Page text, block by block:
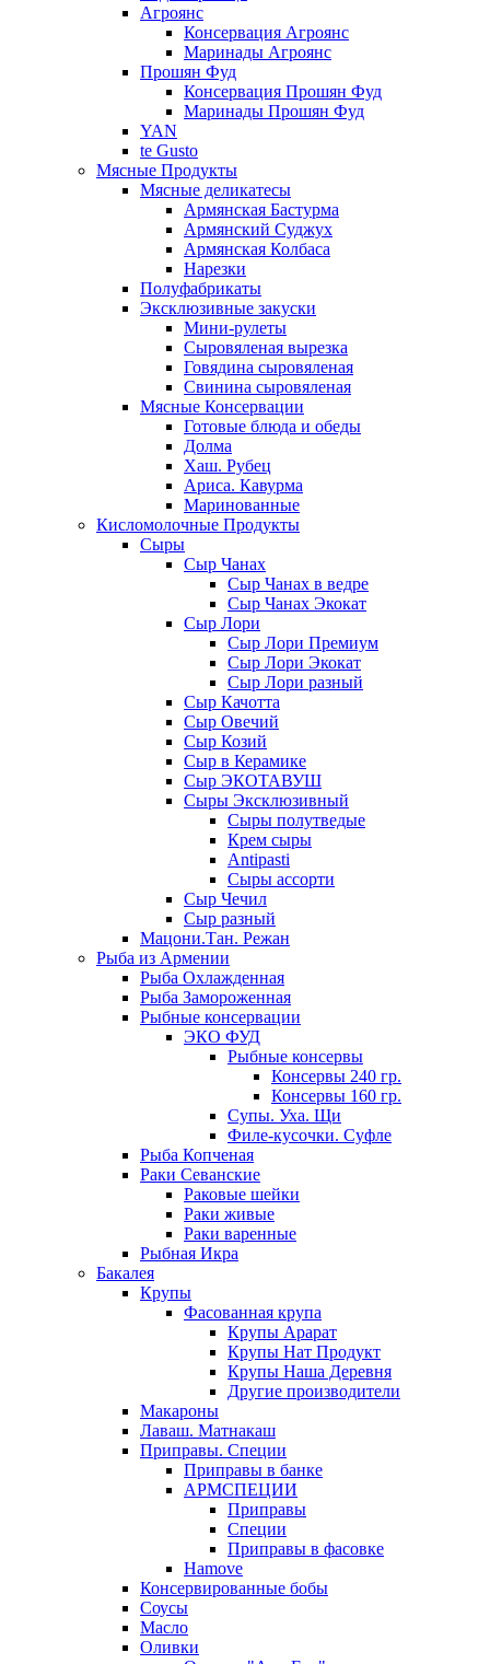
Агроянс
Консервация Агроянс
Маринады Агроянс
Прошян Фуд
Консервация Прошян Фуд
Маринады Прошян Фуд
YAN
te Gusto
Мясные Продукты
Мясные деликатесы
Армянская Бастурма
Армянский Суджух
Армянская Колбаса
Нарезки
Полуфабрикаты
Эксклюзивные закуски
Мини-рулеты
Сыровяленая вырезка
Говядина сыровяленая
Свинина сыровяленая
Мясные Консервации
Готовые блюда и обеды
Долма
Хаш. Рубец
Ариса. Кавурма
Маринованные
Кисломолочные Продукты
Сыры
Сыр Чанах
Сыр Чанах в ведре
Сыр Чанах Экокат
Сыр Лори
Сыр Лори Премиум
Сыр Лори Экокат
Сыр Лори разный
Сыр Качотта
Сыр Овечий
Сыр Козий
Сыр в Керамике
Сыр ЭКОТАВУШ
Сыры Эксклюзивный
Сыры полутведые
Крем сыры
Antipasti
Сыры ассорти
Сыр Чечил
Сыр разный
Мацони.Тан. Режан
Рыба из Армении
Рыба Охлажденная
Рыба Замороженная
Рыбные консервации
ЭКО ФУД
Рыбные консервы
Консервы 240 гр.
Консервы 160 гр.
Супы. Уха. Щи
Филе-кусочки. Суфле
Рыба Копченая
Раки Севанские
Раковые шейки
Раки живые
Раки варенные
Рыбная Икра
Бакалея
Крупы
Фасованная крупа
Крупы Арарат
Крупы Нат Продукт
Крупы Наша Деревня
Другие производители
Макароны
Лаваш. Матнакаш
Приправы. Специи
Приправы в банке
АРМСПЕЦИИ
Приправы
Специи
Приправы в фасовке
Hamove
Консервированные бобы
Соусы
Масло
Оливки